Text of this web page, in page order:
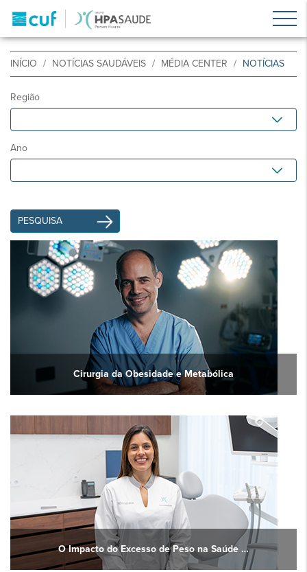
INÍCIO NOTÍCIAS SAUDÁVEIS MÉDIA CENTER NOTÍCIAS
Região
Ano
Cirurgia da Obesidade e Metabólica
O Impacto do Excesso de Peso na Saúde …